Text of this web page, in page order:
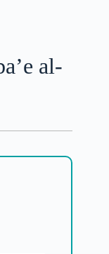
al-